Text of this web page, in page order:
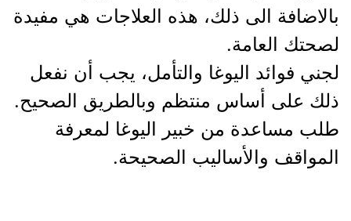
بالاضافة الى ذلك، هذه العلاجات هي مفيدة
لصحتك العامة.
لجني فوائد اليوغا والتأمل، يجب أن نفعل
ذلك على أساس منتظم وبالطريق الصحيح.
طلب مساعدة من خبير اليوغا لمعرفة
المواقف والأساليب الصحيحة.